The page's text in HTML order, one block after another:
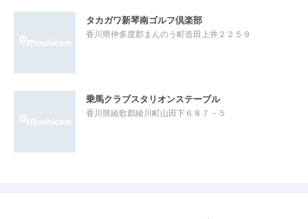
タカガワ新琴南ゴルフ倶楽部
香川県仲多度郡まんのう町造田上井２２５９
乗馬クラブスタリオンステーブル
香川県綾歌郡綾川町山田下６８７－５